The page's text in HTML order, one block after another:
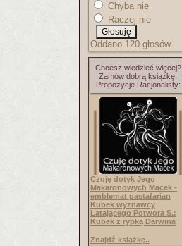
Chyba nie
Raczej nie
Oddano 120 głosów.
Chcesz wiedzieć więcej?
Zamów dobrą książkę.
Propozycje Racjonalisty:
Czuję dotyk Jego
Makaronowych Macek -
emblemat pastafarian
Kubek wyznawcy
Latającego Potwora S.:
Kubek z rybką Darwina
Znajdź książkę..